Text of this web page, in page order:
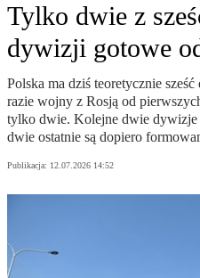
Tylko dwie z
dywizji gotowe
Polska ma dziś teoretycznie
razie wojny z Rosją od
tylko dwie. Kolejne dwie dywizje
dwie ostatnie są dopiero
Publikacja: 12.07.2026 14:52